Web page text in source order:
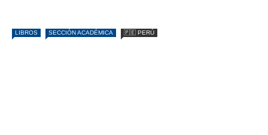
LIBROS SECCIÓN ACADÉMICA 🇵🇪 PERÚ